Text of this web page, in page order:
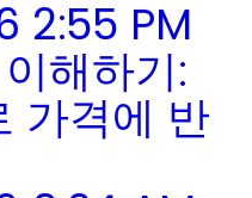
2:55 PM
해하기:
가격에 반